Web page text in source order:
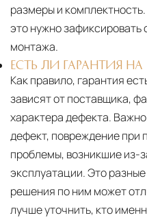
размеры и
это нужно зафиксировать
монтажа.
ЕСТЬ ЛИ ГАРАНТИЯ
Как правило, гарантия
зависят от поставщика,
характера дефекта.
дефект, повреждение при
проблемы, возникшие из-
эксплуатации. Это
решения по ним может
лучше уточнить, кто